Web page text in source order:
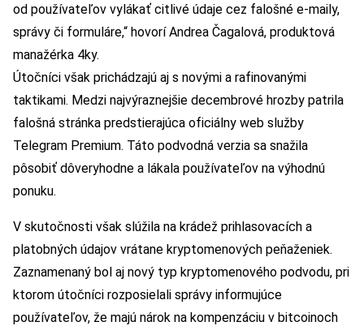
od používateľov vylákať citlivé údaje cez falošné e-maily,
správy či formuláre,“ hovorí Andrea Čagalová, produktová
manažérka 4ky.
Útočníci však prichádzajú aj s novými a rafinovanými
taktikami. Medzi najvýraznejšie decembrové hrozby patrila
falošná stránka predstierajúca oficiálny web služby
Telegram Premium. Táto podvodná verzia sa snažila
pôsobiť dôveryhodne a lákala používateľov na výhodnú
ponuku.
V skutočnosti však slúžila na krádež prihlasovacích a
platobných údajov vrátane kryptomenových peňaženiek.
Zaznamenaný bol aj nový typ kryptomenového podvodu, pri
ktorom útočníci rozposielali správy informujúce
používateľov, že majú nárok na kompenzáciu v bitcoinoch